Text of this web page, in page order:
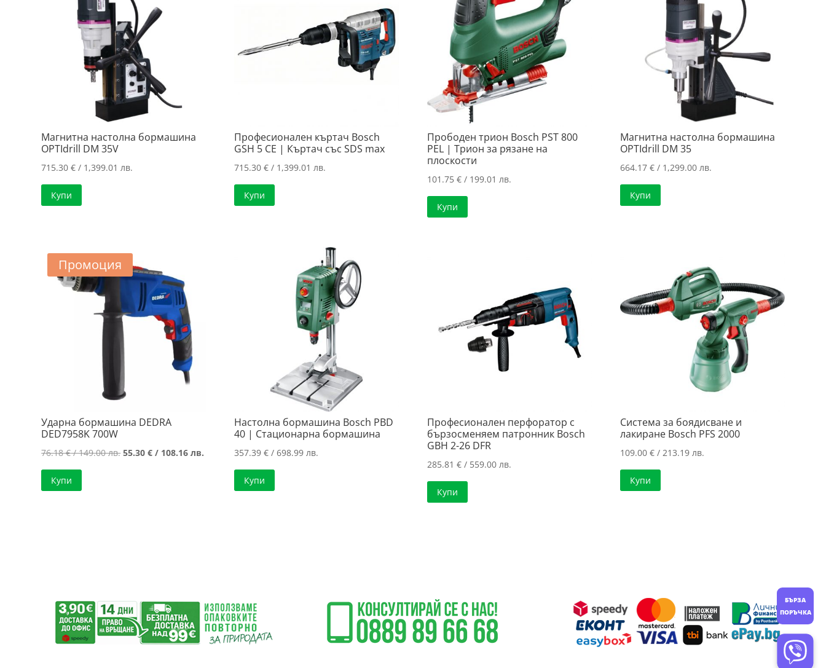
Магнитна настолна бормашина
OPTIdrill DM 35V
715.30€ / 1,399.01 лв.
Купи
Професионален къртач Bosch
GSH 5 CE | Къртач със SDS max
715.30€ / 1,399.01 лв.
Купи
Прободен трион Bosch PST 800
PEL | Трион за рязане на
плоскости
101.75 €/ 199.01 лв.
Купи
Магнитна настолна бормашина
OPTIdrill DM 35
664.17 €/ 1,299.00 лв.
Купи
Промоция
Ударна бормашина DEDRA
DED7958K 700W
76.18€/ 149.00 лв. Original
55.30€ / 108.16 лв. Текущата
Купи
Настолна бормашина Bosch PBD
40 | Стационарна бормашина
357.39€ / 698.99 лв.
Купи
Професионален перфоратор с
бързосменяем патронник Bosch
GBH 2-26 DFR
285.81 €/ 559.00 лв.
Купи
Система за боядисване и
лакиране Bosch PFS 2000
109.00 €/ 213.19 лв.
Купи
БЪРЗА
ПОРЪЧКА